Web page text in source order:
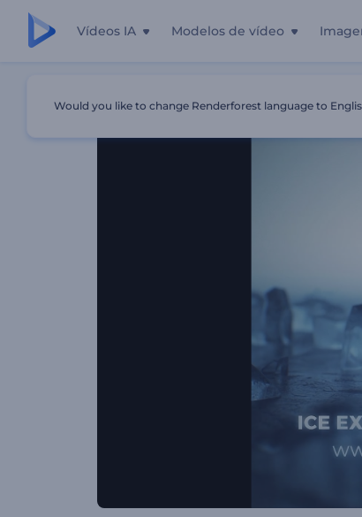
Vídeos IA Modelos de vídeo
Apresentação De Logotipo
Would you like to change Renderforest language to